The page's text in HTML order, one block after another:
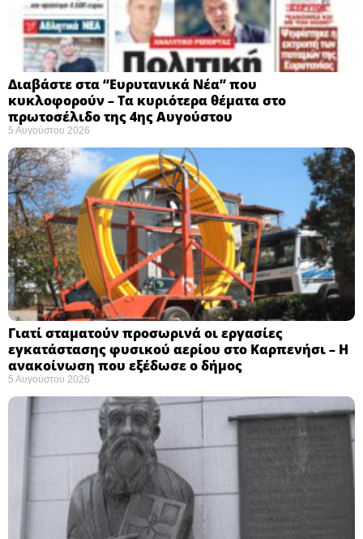
Διαβάστε στα “Ευρυτανικά Νέα” που
κυκλοφορούν – Τα κυριότερα θέματα στο
πρωτοσέλιδο της 4ης Αυγούστου
5 Αυγούστου 2026
Γιατί σταματούν προσωρινά οι εργασίες
εγκατάστασης φυσικού αερίου στο Καρπενήσι – Η
ανακοίνωση που εξέδωσε ο δήμος
5 Αυγούστου 2026